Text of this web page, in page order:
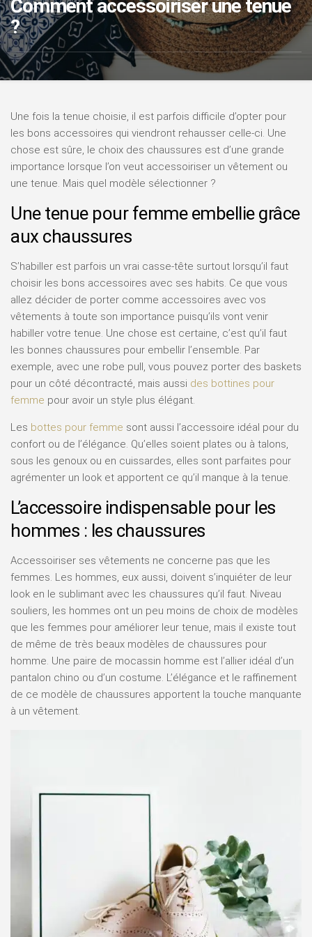
Comment accessoiriser une tenue
?
Une fois la tenue choisie, il est parfois difficile d’opter pour
les bons accessoires qui viendront rehausser celle-ci. Une
chose est sûre, le choix des chaussures est d’une grande
importance lorsque l’on veut accessoiriser un vêtement ou
une tenue. Mais quel modèle sélectionner ?
Une tenue pour femme embellie grâce
aux chaussures
S’habiller est parfois un vrai casse-tête surtout lorsqu’il faut
choisir les bons accessoires avec ses habits. Ce que vous
allez décider de porter comme accessoires avec vos
vêtements à toute son importance puisqu’ils vont venir
habiller votre tenue. Une chose est certaine, c’est qu’il faut
les bonnes chaussures pour embellir l’ensemble. Par
exemple, avec une robe pull, vous pouvez porter des baskets
pour un côté décontracté, mais aussi des bottines pour
femme pour avoir un style plus élégant.
Les bottes pour femme sont aussi l’accessoire idéal pour du
confort ou de l’élégance. Qu’elles soient plates ou à talons,
sous les genoux ou en cuissardes, elles sont parfaites pour
agrémenter un look et apportent ce qu’il manque à la tenue.
L’accessoire indispensable pour les
hommes : les chaussures
Accessoiriser ses vêtements ne concerne pas que les
femmes. Les hommes, eux aussi, doivent s’inquiéter de leur
look en le sublimant avec les chaussures qu’il faut. Niveau
souliers, les hommes ont un peu moins de choix de modèles
que les femmes pour améliorer leur tenue, mais il existe tout
de même de très beaux modèles de chaussures pour
homme. Une paire de mocassin homme est l’allier idéal d’un
pantalon chino ou d’un costume. L’élégance et le raffinement
de ce modèle de chaussures apportent la touche manquante
à un vêtement.